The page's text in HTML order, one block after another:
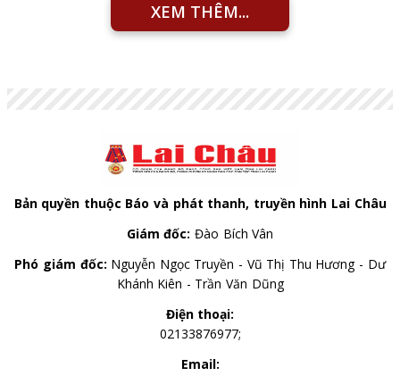
XEM THÊM...
Bản quyền thuộc Báo và phát thanh, truyền hình Lai Châu
Giám đốc: Đào Bích Vân
Phó giám đốc: Nguyễn Ngọc Truyền - Vũ Thị Thu Hương - Dư
Khánh Kiên - Trần Văn Dũng
Điện thoại:
02133876977;
Email: